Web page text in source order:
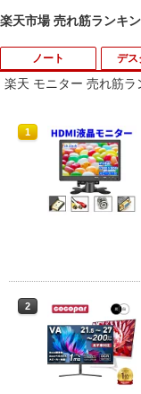
楽天市場 売れ筋ランキ
ノート
1
デス
楽天 モニター 売れ筋ラ
1
2